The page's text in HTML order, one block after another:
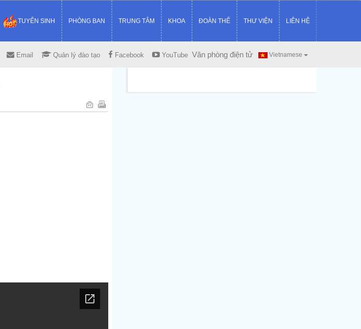
TUYỂN SINH PHÒNG BAN TRUNG TÂM KHOA ĐOÀN THỂ THƯ VIỆN LIÊN HỆ
Vietnamese
Email Quản lý đào tạo Facebook YouTube Văn phòng điện tử